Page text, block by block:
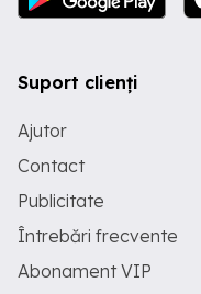
Suport clienți
Ajutor
Contact
Publicitate
Întrebări frecvente
Abonament VIP